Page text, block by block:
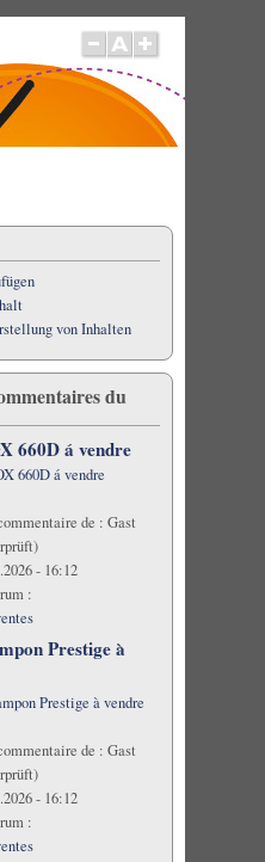
von Inhalten
du
660D á vendre
660D á vendre
de : Gast
- 16:12
:
Prestige à
Prestige à vendre
de : Gast
- 16:12
: